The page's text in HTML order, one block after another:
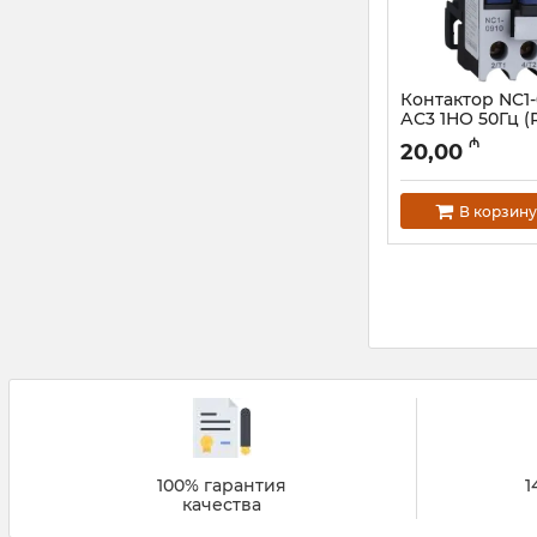
Контактор
АС3 1НО 50Гц
Артикул:
20,00 ₼
В корзину
100% гарантия
качества